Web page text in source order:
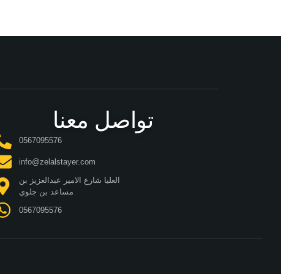
تواصل معنا
0567095576
info@zelalstayer.com
العليا شارع الامير عبدالعزيز بن
مساعد بن جلوي
0567095576